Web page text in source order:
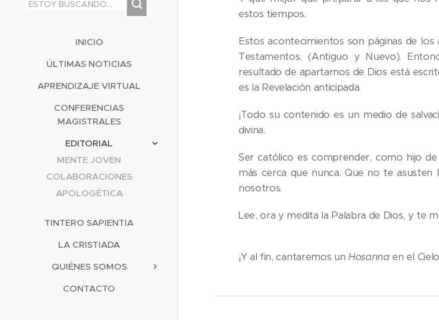
INICIO
ÚLTIMAS NOTICIAS
APRENDIZAJE VIRTUAL
CONFERENCIAS
MAGISTRALES
EDITORIAL
MENTE JOVEN
COLABORACIONES
APOLOGÉTICA
TINTERO SAPIENTIA
LA CRISTIADA
QUIÉNES SOMOS
CONTACTO
estos tiempos.
Estos acontecimientos son páginas de
Testamentos, (Antiguo y Nuevo).
resultado de apartarnos de Dios está
es la Revelación anticipada.
¡Todo su contenido es un medio de
divina.
Ser católico es comprender, como hijo
más cerca que nunca. Que no te
nosotros.
Lee, ora y medita la Palabra de Dios, y te
¡Y al fin, cantaremos un Hosanna en el